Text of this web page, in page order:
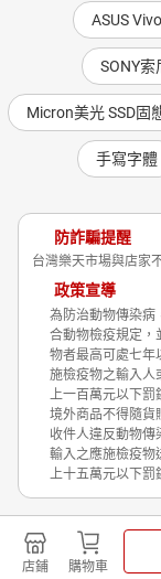
店鋪 購物車
ASUS
SONY
Micron美光 SSD固
手寫字體
防詐騙提醒
台灣樂天市場與店家
政策宣導
為防治動物傳染病
合動物檢疫規定，
物者最高可處七年
施檢疫物之輸入人
上一百萬元以下
境外商品不得隨貨
收件人違反動物傳
輸入之應施檢疫物
上十五萬元以下罰
Shopping is
非洲豬瘟政策宣導
© Rakuten Group,